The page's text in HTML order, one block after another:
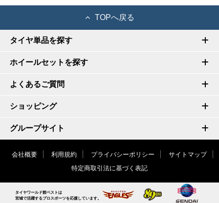
TOPへ戻る
タイヤ単品を探す
ホイールセットを探す
よくあるご質問
ショッピング
グループサイト
会社概要 利用規約 プライバシーポリシー
サイトマップ
特定商取引法に基づく表記
タイヤワールド館ベストは
宮城で活躍するプロスポーツを応援しています。